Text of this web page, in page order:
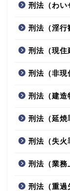
刑法（わい
刑法（淫行
刑法（現住
刑法（非現
刑法（建造
刑法（延焼
刑法（失火
刑法（業務
刑法（重過